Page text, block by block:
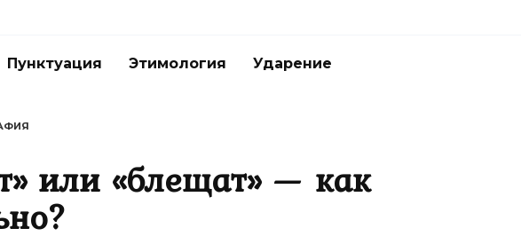
Пунктуация Этимология Ударение
или «блещат» — как